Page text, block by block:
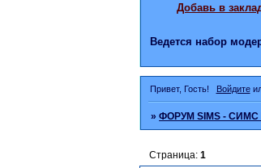
Добавь в
Ведется набор
Привет, Гость! Войдите
»ФОРУМ SIMS - СИМС
Страница:1